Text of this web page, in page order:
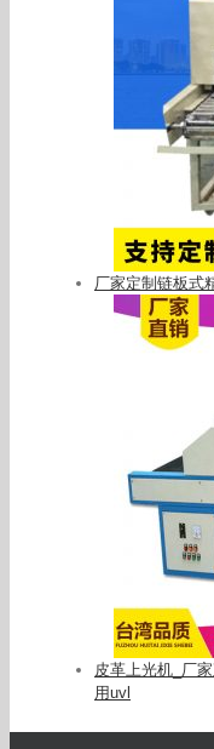
厂家定制链板式
皮革上光机_厂
用uvl